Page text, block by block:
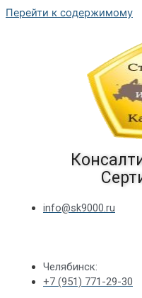
Перейти к содержимому
info@sk9000.ru
Челябинск:
+7 (951) 771-29-30